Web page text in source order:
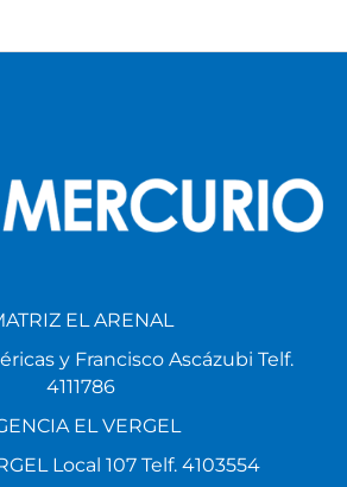
EL ARENAL
y Francisco Ascázubi Telf.
4111786
EL VERGEL
Local 107 Telf. 4103554